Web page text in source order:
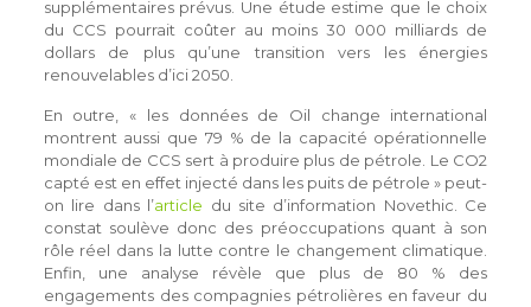
supplémentaires prévus. Une étude estime que le choix
du CCS pourrait coûter au moins 30 000 milliards de
dollars de plus qu’une transition vers les énergies
renouvelables d’ici 2050.
En outre, « les données de Oil change international
montrent aussi que 79 % de la capacité opérationnelle
mondiale de CCS sert à produire plus de pétrole. Le CO2
capté est en effet injecté dans les puits de pétrole » peut-
on lire dans l’article du site d’information Novethic. Ce
constat soulève donc des préoccupations quant à son
rôle réel dans la lutte contre le changement climatique.
Enfin, une analyse révèle que plus de 80 % des
engagements des compagnies pétrolières en faveur du